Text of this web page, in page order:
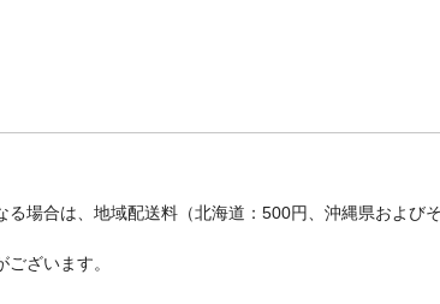
場合は、地域配送料（北海道：500円、沖縄県およ
ざいます。